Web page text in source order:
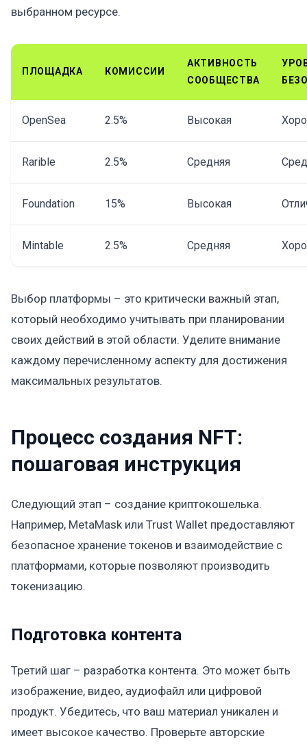
выбранном ресурсе.
ПЛОЩАДКА КОМИССИИ
АКТИВНОСТЬ
СООБЩЕСТВА
OpenSea 2.5% Высокая
Rarible 2.5% Средняя
Foundation 15% Высокая
Mintable 2.5% Средняя
Выбор платформы – это критически важный этап,
который необходимо учитывать при планировании
своих действий в этой области. Уделите внимание
каждому перечисленному аспекту для достижения
максимальных результатов.
Процесс создания NFT:
пошаговая инструкция
Следующий этап – создание криптокошелька.
Например, MetaMask или Trust Wallet предоставляют
безопасное хранение токенов и взаимодействие с
платформами, которые позволяют производить
токенизацию.
Подготовка контента
Третий шаг – разработка контента. Это может быть
изображение, видео, аудиофайл или цифровой
продукт. Убедитесь, что ваш материал уникален и
имеет высокое качество. Проверьте авторские